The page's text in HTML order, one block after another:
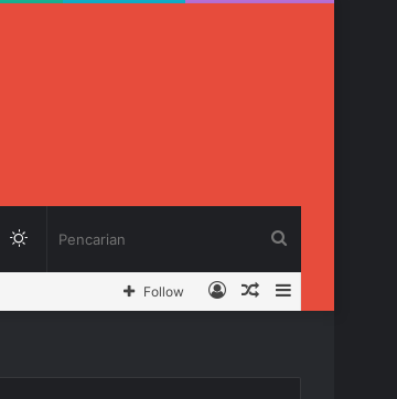
Switch
Sidebar
Berita
Log
Follow